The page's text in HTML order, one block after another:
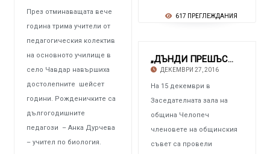
617 ПРЕГЛЕЖДАНИЯ
През отминаващата вече
година трима учители от
педагогическия колектив
на основното училище в
село Чавдар навършиха
достолепните шейсет
години. Рожденичките са
дългогодишните
педагози – Анка Дурчева
– учител по биология.
„ДЪНДИ ПРЕШЪС МЕТАЛС ЧЕЛОПЕЧ” Дарява земи н
ДЕКЕМВРИ 27, 2016
На 15 декември в
Заседателната зала на
община Челопеч
членовете на общинския
съвет са провели